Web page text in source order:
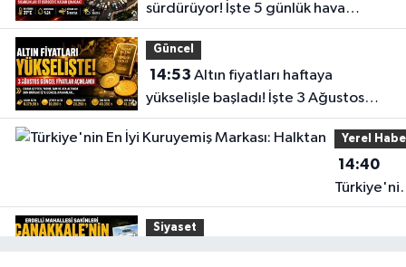
sürdürüyor! İşte 5 günlük hava
durumu
Güncel
14:53
yükselişle başladı! İşte 3 Ağustos
güncel fiyatlar
Yerel
14:40
En İyi
Siyaset